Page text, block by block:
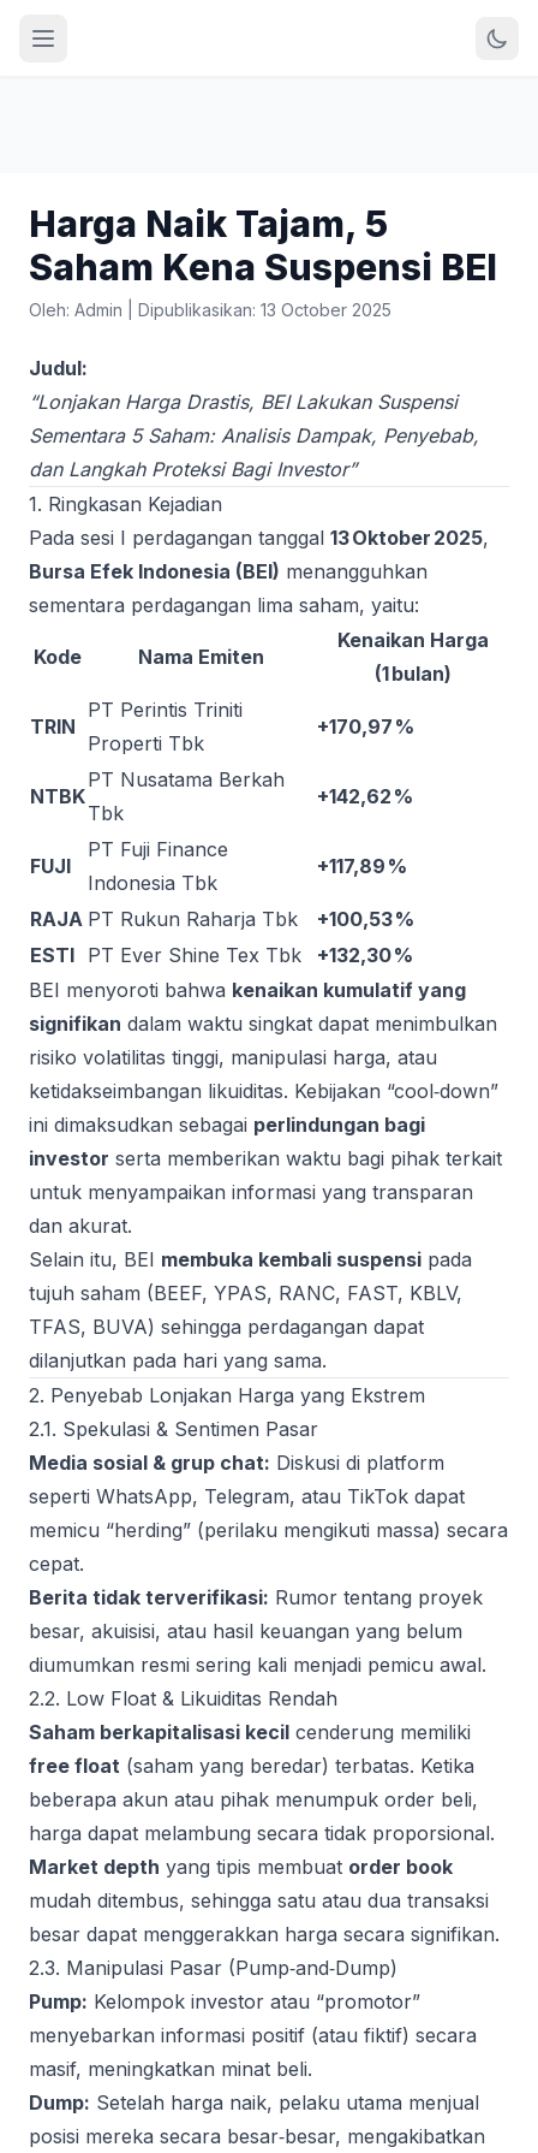
Harga Naik Tajam, 5
Saham Kena Suspensi BEI
Oleh: Admin Dipublikasikan: 13 October 2025
Judul:
“Lonjakan Harga Drastis, BEI Lakukan Suspensi
Sementara 5 Saham: Analisis Dampak, Penyebab,
dan Langkah Proteksi Bagi Investor”
1. Ringkasan Kejadian
Pada sesi I perdagangan tanggal 13 Oktober 2025,
Bursa Efek Indonesia (BEI) menangguhkan
sementara perdagangan lima saham, yaitu:
Kode Nama Emiten
Kenaikan Harga
(1 bulan)
TRIN
PT Perintis Triniti
Properti Tbk
+170,97 %
NTBK
PT Nusatama Berkah
Tbk
+142,62 %
FUJI
PT Fuji Finance
Indonesia Tbk
+117,89 %
RAJA PT Rukun Raharja Tbk
+100,53 %
ESTI PT Ever Shine Tex Tbk
+132,30 %
BEI menyoroti bahwa kenaikan kumulatif yang
signifikan dalam waktu singkat dapat menimbulkan
risiko volatilitas tinggi, manipulasi harga, atau
ketidakseimbangan likuiditas. Kebijakan “cool‑down”
ini dimaksudkan sebagai perlindungan bagi
investor serta memberikan waktu bagi pihak terkait
untuk menyampaikan informasi yang transparan
dan akurat.
Selain itu, BEI membuka kembali suspensi pada
tujuh saham (BEEF, YPAS, RANC, FAST, KBLV,
TFAS, BUVA) sehingga perdagangan dapat
dilanjutkan pada hari yang sama.
2. Penyebab Lonjakan Harga yang Ekstrem
2.1. Spekulasi & Sentimen Pasar
Media sosial & grup chat: Diskusi di platform
seperti WhatsApp, Telegram, atau TikTok dapat
memicu “herding” (perilaku mengikuti massa) secara
cepat.
Berita tidak terverifikasi: Rumor tentang proyek
besar, akuisisi, atau hasil keuangan yang belum
diumumkan resmi sering kali menjadi pemicu awal.
2.2. Low Float & Likuiditas Rendah
Saham berkapitalisasi kecil cenderung memiliki
free float (saham yang beredar) terbatas. Ketika
beberapa akun atau pihak menumpuk order beli,
harga dapat melambung secara tidak proporsional.
Market depth yang tipis membuat order book
mudah ditembus, sehingga satu atau dua transaksi
besar dapat menggerakkan harga secara signifikan.
2.3. Manipulasi Pasar (Pump‑and‑Dump)
Pump: Kelompok investor atau “promotor”
menyebarkan informasi positif (atau fiktif) secara
masif, meningkatkan minat beli.
Dump: Setelah harga naik, pelaku utama menjual
posisi mereka secara besar‑besar, mengakibatkan